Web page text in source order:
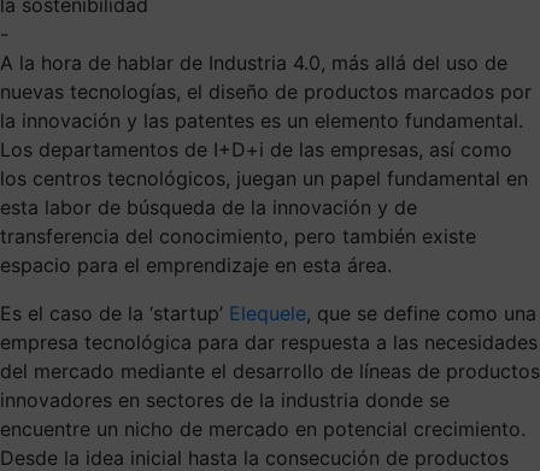
-
A la hora de hablar de Industria 4.0, más allá del uso de
nuevas tecnologías, el diseño de productos marcados por
la innovación y las patentes es un elemento fundamental.
Los departamentos de I+D+i de las empresas, así como
los centros tecnológicos, juegan un papel fundamental en
esta labor de búsqueda de la innovación y de
transferencia del conocimiento, pero también existe
espacio para el emprendizaje en esta área.
Es el caso de la ‘startup’ Elequele, que se define como una
empresa tecnológica para dar respuesta a las necesidades
del mercado mediante el desarrollo de líneas de productos
innovadores en sectores de la industria donde se
encuentre un nicho de mercado en potencial crecimiento.
Desde la idea inicial hasta la consecución de productos